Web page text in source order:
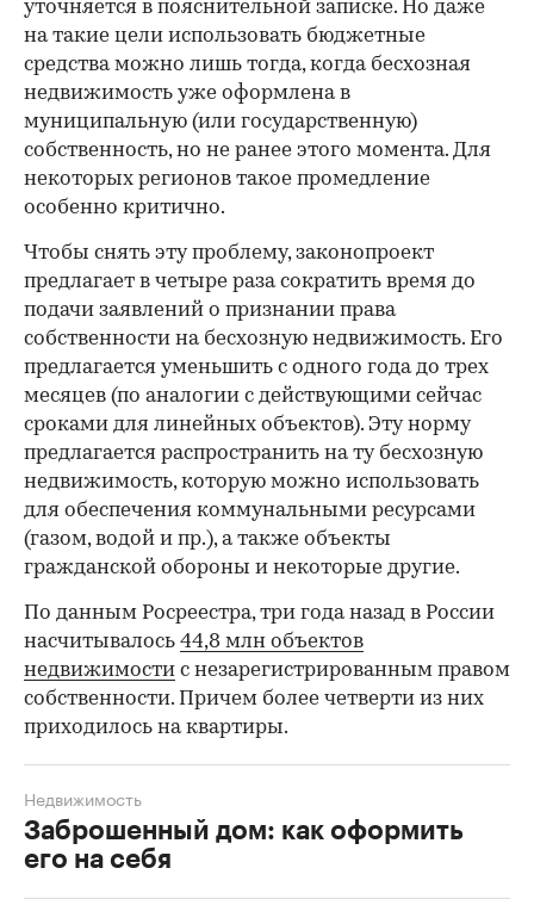
уточняется в пояснительной записке. Но даже
на такие цели использовать бюджетные
средства можно лишь тогда, когда бесхозная
недвижимость уже оформлена в
муниципальную (или государственную)
собственность, но не ранее этого момента. Для
некоторых регионов такое промедление
особенно критично.
Чтобы снять эту проблему, законопроект
предлагает в четыре раза сократить время до
подачи заявлений о признании права
собственности на бесхозную недвижимость. Его
предлагается уменьшить с одного года до трех
месяцев (по аналогии с действующими сейчас
сроками для линейных объектов). Эту норму
предлагается распространить на ту бесхозную
недвижимость, которую можно использовать
для обеспечения коммунальными ресурсами
(газом, водой и пр.), а также объекты
гражданской обороны и некоторые другие.
По данным Росреестра, три года назад в России
насчитывалось 44,8 млн объектов
недвижимости с незарегистрированным правом
собственности. Причем более четверти из них
приходилось на квартиры.
Заброшенный дом: как оформить
его на себя
Недвижимость